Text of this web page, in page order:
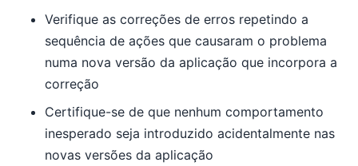
Verifique as correções de erros repetindo a
sequência de ações que causaram o problema
numa nova versão da aplicação que incorpora a
correção
Certifique-se de que nenhum comportamento
inesperado seja introduzido acidentalmente nas
novas versões da aplicação